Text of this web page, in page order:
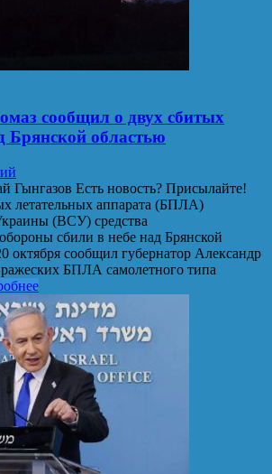
сообщил о двух сбитых
Брянской областью
Есть новость? Присылайте!
летательных аппарата (БПЛА)
(ВСУ) средства
сбили в небе над Брянской
октября сообщил губернатор Александр
БПЛА самолетного типа